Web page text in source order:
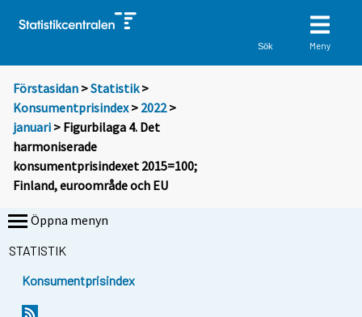
Sök Meny
Förstasidan >Statistik >
Konsumentprisindex> 2022>
januari > Figurbilaga 4. Det
harmoniserade
konsumentprisindexet 2015=100;
Finland, euroområde och EU
Öppna menyn
STATISTIK
Konsumentprisindex